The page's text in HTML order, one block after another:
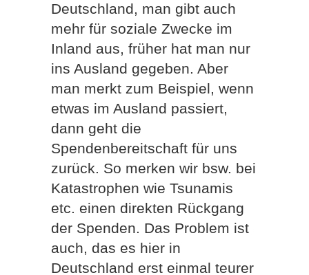
Deutschland, man gibt auch
mehr für soziale Zwecke im
Inland aus, früher hat man nur
ins Ausland gegeben. Aber
man merkt zum Beispiel, wenn
etwas im Ausland passiert,
dann geht die
Spendenbereitschaft für uns
zurück. So merken wir bsw. bei
Katastrophen wie Tsunamis
etc. einen direkten Rückgang
der Spenden. Das Problem ist
auch, das es hier in
Deutschland erst einmal teurer